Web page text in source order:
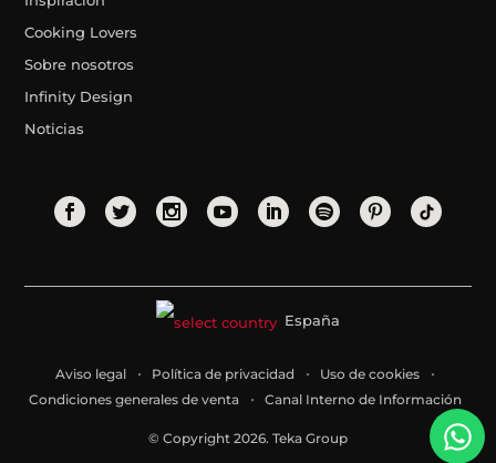
Cooking Lovers
Sobre nosotros
Infinity Design
Noticias
España
Aviso legal Política de privacidad
Uso de cookies
Condiciones generales de venta
Canal Interno de Información
© Copyright 2026. Teka Group